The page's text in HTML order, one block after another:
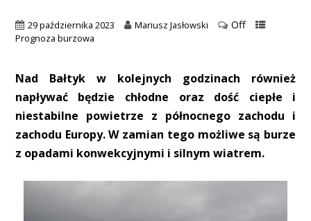
29 października 2023 Mariusz Jasłowski Off
Prognoza burzowa
Nad Bałtyk w kolejnych godzinach również
napływać będzie chłodne oraz dość ciepłe i
niestabilne powietrze z północnego zachodu i
zachodu Europy. W zamian tego możliwe są burze
z opadami konwekcyjnymi i silnym wiatrem.